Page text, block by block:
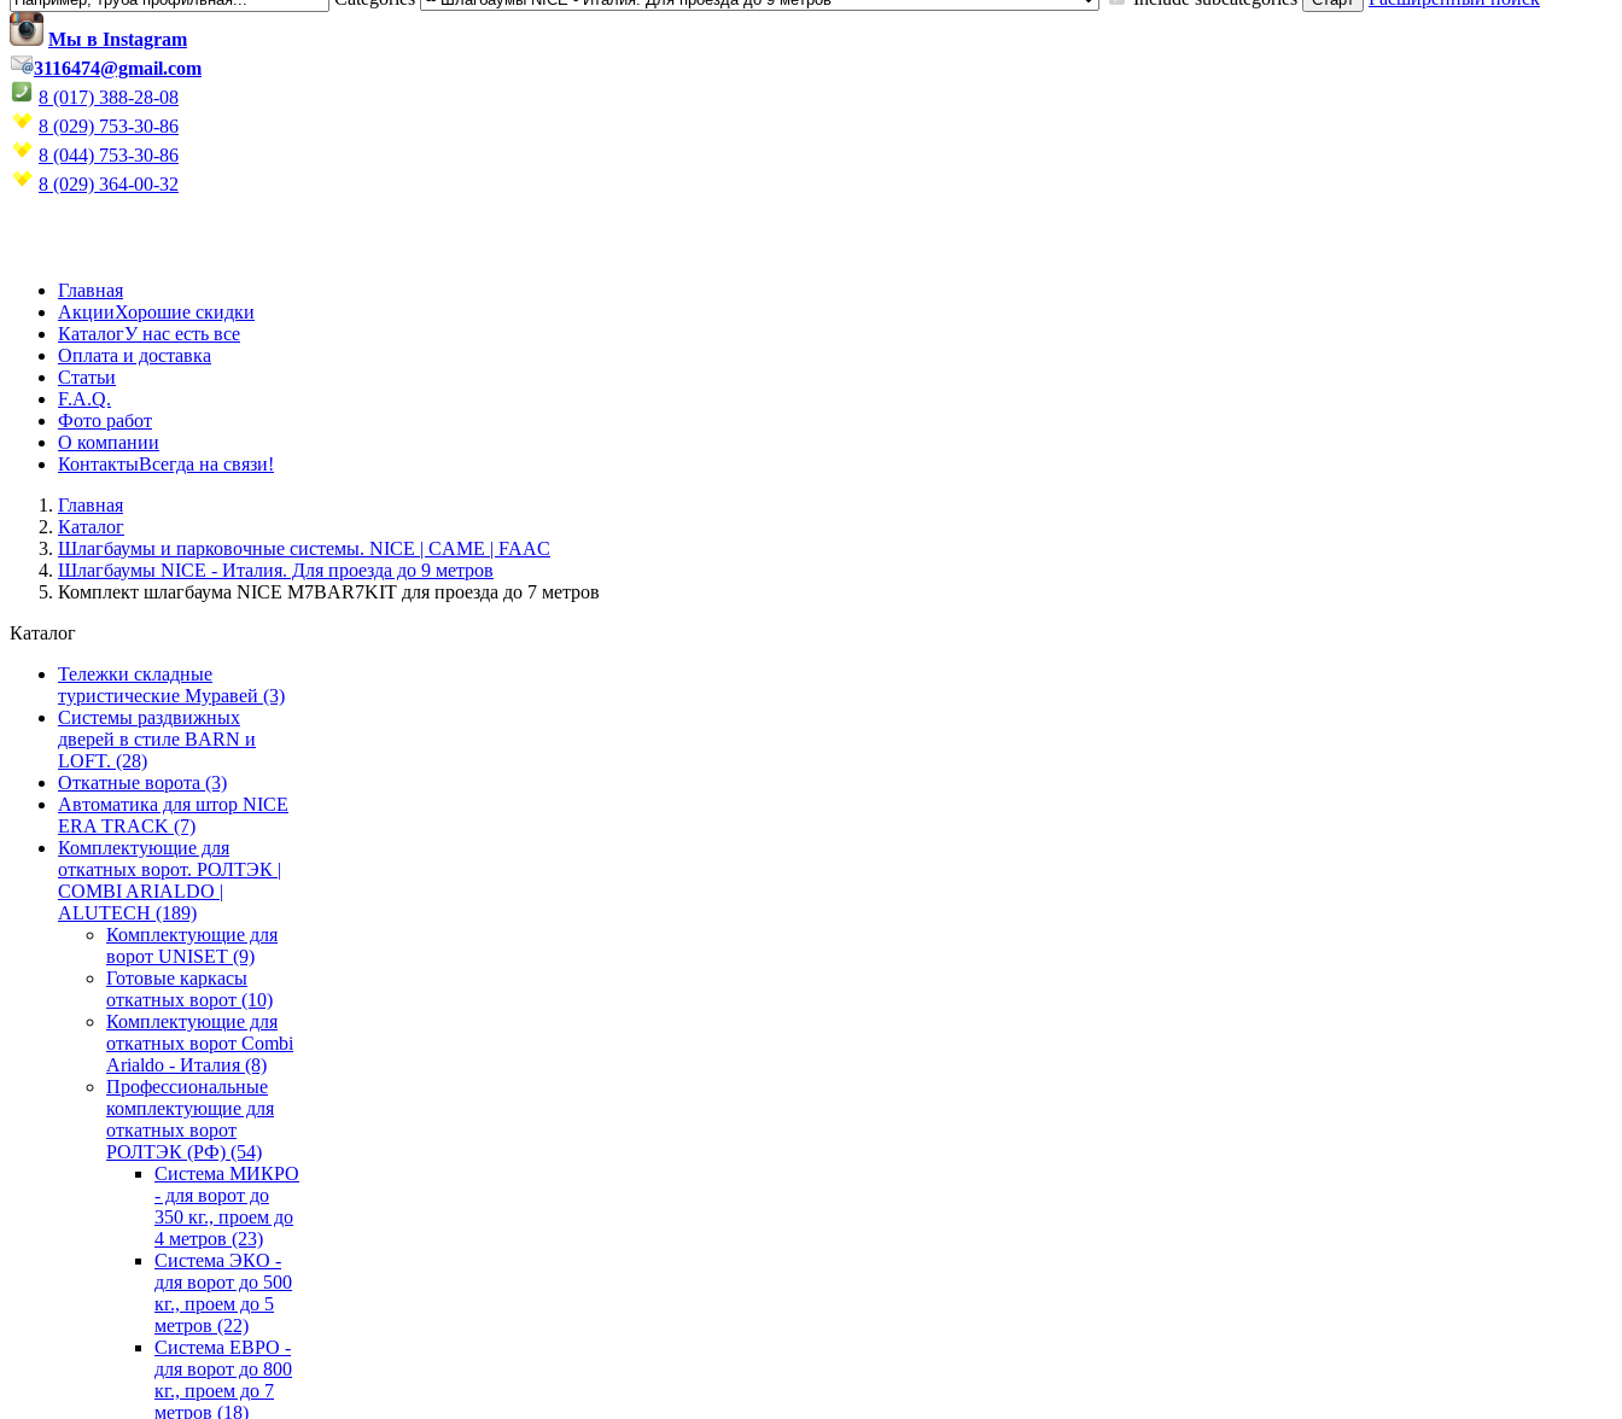
Мы в Instagram
3116474@gmail.com
8 (017) 388-28-08
8 (029) 753-30-86
8 (044) 753-30-86
8 (029) 364-00-32
Главная
АкцииХорошие скидки
КаталогУ нас есть все
Оплата и доставка
Статьи
F.A.Q.
Фото работ
О компании
КонтактыВсегда на связи!
Главная
Каталог
Шлагбаумы и парковочные системы. NICE | CAME | FAAC
Шлагбаумы NICE - Италия. Для проезда до 9 метров
Комплект шлагбаума NICE M7BAR7KIT для проезда до 7 метров
Каталог
Тележки складные
туристические Муравей (3)
Системы раздвижных
дверей в стиле BARN и
LOFT. (28)
Откатные ворота (3)
Автоматика для штор NICE
ERA TRACK (7)
Комплектующие для
откатных ворот. РОЛТЭК |
COMBI ARIALDO |
ALUTECH (189)
Комплектующие для
ворот UNISET (9)
Готовые каркасы
откатных ворот (10)
Комплектующие для
откатных ворот Combi
Arialdo - Италия (8)
Профессиональные
комплектующие для
откатных ворот
РОЛТЭК (РФ) (54)
Система МИКРО
- для ворот до
350 кг., проем до
4 метров (23)
Система ЭКО -
для ворот до 500
кг., проем до 5
метров (22)
Система ЕВРО -
для ворот до 800
кг., проем до 7
метров (18)